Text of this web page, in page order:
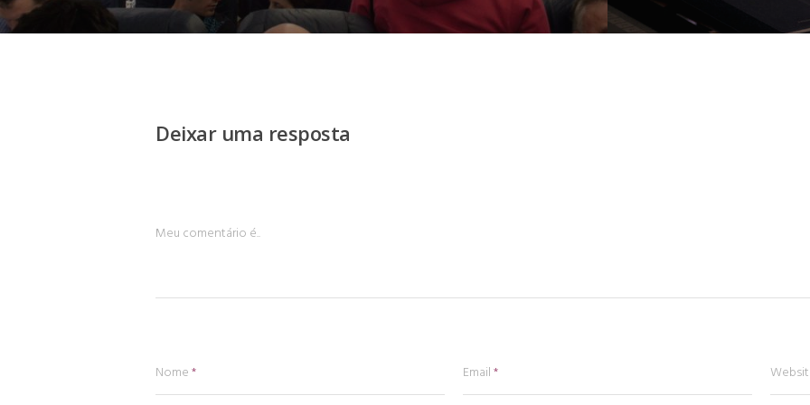
Deixar uma resposta
Meu comentário é..
Nome* Email*